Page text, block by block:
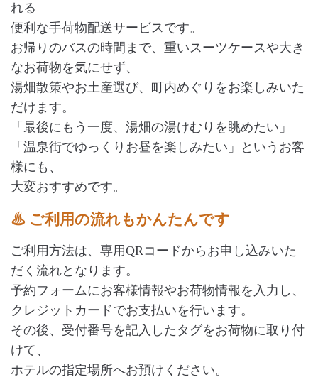
れる
便利な手荷物配送サービスです。
お帰りのバスの時間まで、重いスーツケースや大き
なお荷物を気にせず、
湯畑散策やお土産選び、町内めぐりをお楽しみいた
だけます。
「最後にもう一度、湯畑の湯けむりを眺めたい」
「温泉街でゆっくりお昼を楽しみたい」というお客
様にも、
大変おすすめです。
♨ ご利用の流れもかんたんです
ご利用方法は、専用QRコードからお申し込みいた
だく流れとなります。
予約フォームにお客様情報やお荷物情報を入力し、
クレジットカードでお支払いを行います。
その後、受付番号を記入したタグをお荷物に取り付
けて、
ホテルの指定場所へお預けください。